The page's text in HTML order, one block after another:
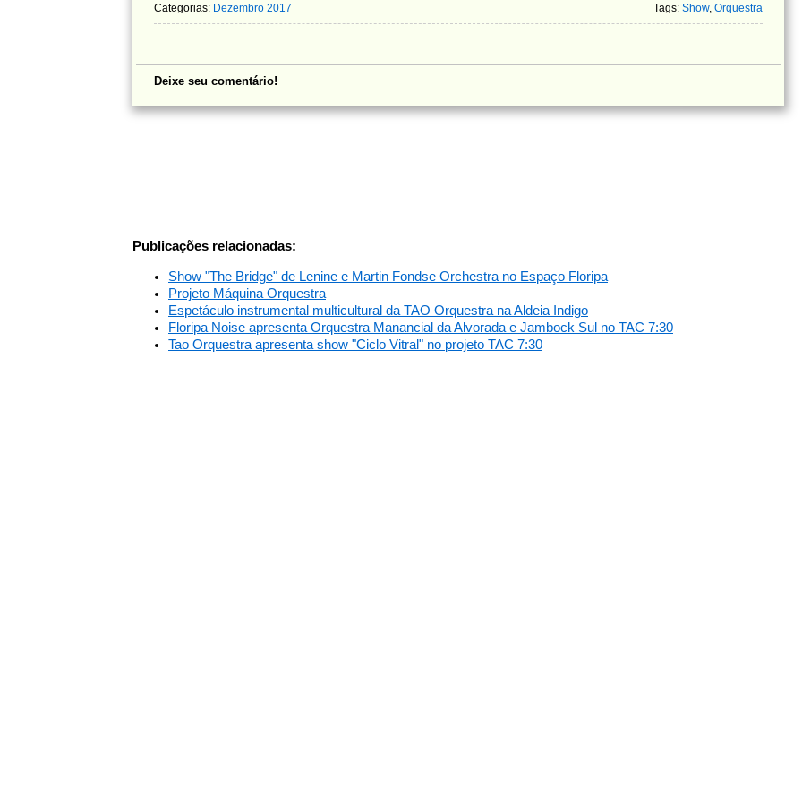
Categorias: Dezembro 2017 Tags: Show, Orquestra
Deixe seu comentário!
Publicações relacionadas:
Show "The Bridge" de Lenine e Martin Fondse Orchestra no Espaço Floripa
Projeto Máquina Orquestra
Espetáculo instrumental multicultural da TAO Orquestra na Aldeia Indigo
Floripa Noise apresenta Orquestra Manancial da Alvorada e Jambock Sul no TAC 7:30
Tao Orquestra apresenta show "Ciclo Vitral" no projeto TAC 7:30